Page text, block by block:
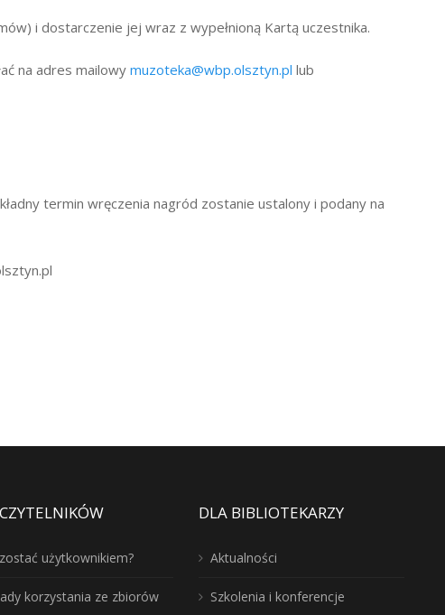
i dostarczenie jej wraz z wypełnioną Kartą uczestnika.
na adres mailowy muzoteka@wbp.olsztyn.pl lub
termin wręczenia nagród zostanie ustalony i podany na
użytkownikiem?
korzystania ze zbiorów
DLA BIBLIOTEKARZY
Aktualności
Szkolenia i konferencje